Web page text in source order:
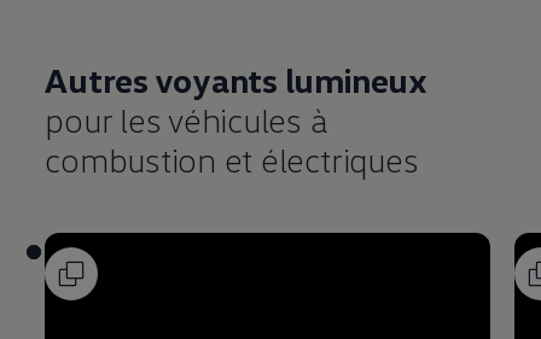
Autres voyants lumineux
pour les véhicules à
combustion et électriques